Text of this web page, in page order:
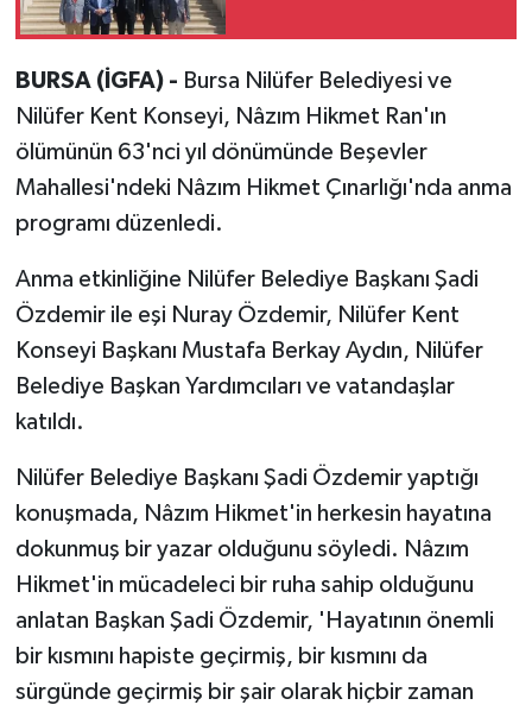
BURSA (İGFA) - Bursa Nilüfer Belediyesi ve
Nilüfer Kent Konseyi, Nâzım Hikmet Ran'ın
ölümünün 63'nci yıl dönümünde Beşevler
Mahallesi'ndeki Nâzım Hikmet Çınarlığı'nda anma
programı düzenledi.
Anma etkinliğine Nilüfer Belediye Başkanı Şadi
Özdemir ile eşi Nuray Özdemir, Nilüfer Kent
Konseyi Başkanı Mustafa Berkay Aydın, Nilüfer
Belediye Başkan Yardımcıları ve vatandaşlar
katıldı.
Nilüfer Belediye Başkanı Şadi Özdemir yaptığı
konuşmada, Nâzım Hikmet'in herkesin hayatına
dokunmuş bir yazar olduğunu söyledi. Nâzım
Hikmet'in mücadeleci bir ruha sahip olduğunu
anlatan Başkan Şadi Özdemir, 'Hayatının önemli
bir kısmını hapiste geçirmiş, bir kısmını da
sürgünde geçirmiş bir şair olarak hiçbir zaman